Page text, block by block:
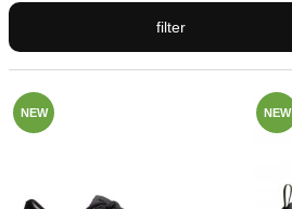
filter
NEW NEW